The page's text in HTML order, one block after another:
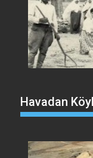
Havadan